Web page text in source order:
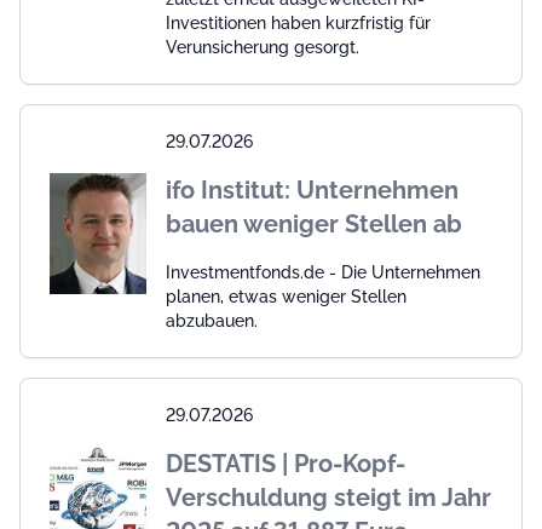
Investitionen haben kurzfristig für
Verunsicherung gesorgt.
29.07.2026
ifo Institut: Unternehmen
bauen weniger Stellen ab
Investmentfonds.de - Die Unternehmen
planen, etwas weniger Stellen
abzubauen.
29.07.2026
DESTATIS | Pro-Kopf-
Verschuldung steigt im Jahr